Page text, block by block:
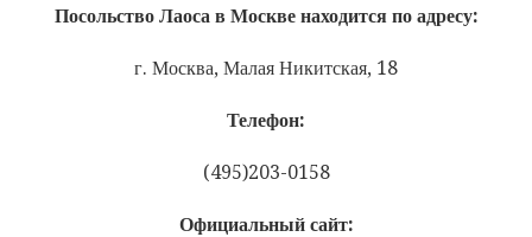
Посольство Лаоса в Москве находится по адресу:
г. Москва, Малая Никитская, 18
Телефон:
(495)203-0158
Официальный сайт: